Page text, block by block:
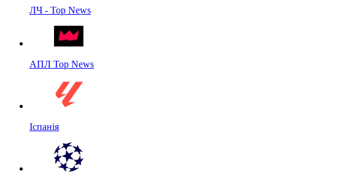
ЛЧ - Top News
АПЛ Top News
Іспанія